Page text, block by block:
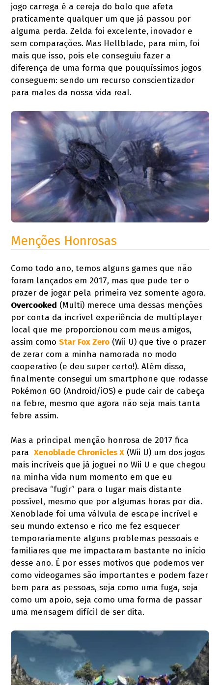
jogo carrega é a cereja do bolo que afeta
praticamente qualquer um que já passou por
alguma perda. Zelda foi excelente, inovador e
sem comparações. Mas Hellblade, para mim, foi
mais que isso, pois ele conseguiu fazer a
diferença de uma forma que pouquíssimos jogos
conseguem: sendo um recurso conscientizador
para males da nossa vida real.
Menções Honrosas
Como todo ano, temos alguns games que não
foram lançados em 2017, mas que pude ter o
prazer de jogar pela primeira vez somente agora.
Overcooked (Multi) merece uma dessas menções
por conta da incrível experiência de multiplayer
local que me proporcionou com meus amigos,
assim comoStar Fox Zero (Wii U) que tive o prazer
de zerar com a minha namorada no modo
cooperativo (e deu super certo!). Além disso,
finalmente consegui um smartphone que rodasse
Pokémon GO (Android/iOS) e pude cair de cabeça
na febre, mesmo que agora não seja mais tanta
febre assim.
Mas a principal menção honrosa de 2017 fica
paraXenoblade Chronicles X (Wii U) um dos jogos
mais incríveis que já joguei no Wii U e que chegou
na minha vida num momento em que eu
precisava “fugir” para o lugar mais distante
possível, mesmo que por algumas horas por dia.
Xenoblade foi uma válvula de escape incrível e
seu mundo extenso e rico me fez esquecer
temporariamente alguns problemas pessoais e
familiares que me impactaram bastante no início
desse ano. É por esses motivos que podemos ver
como videogames são importantes e podem fazer
bem para as pessoas, seja como uma fuga, seja
como um apoio, seja como uma forma de passar
uma mensagem difícil de ser dita.